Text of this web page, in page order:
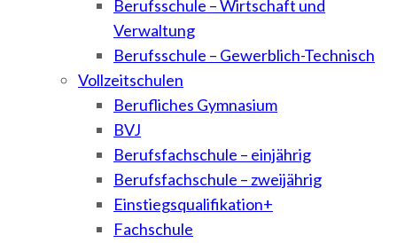
Berufsschule – Wirtschaft und
Verwaltung
Berufsschule – Gewerblich-Technisch
Vollzeitschulen
Berufliches Gymnasium
BVJ
Berufsfachschule – einjährig
Berufsfachschule – zweijährig
Einstiegsqualifikation+
Fachschule